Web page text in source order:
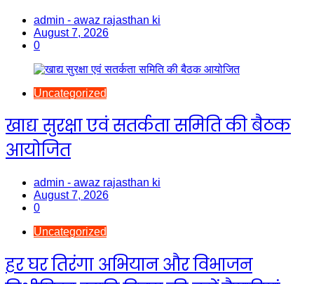
admin - awaz rajasthan ki
August 7, 2026
0
Uncategorized
खाद्य सुरक्षा एवं सतर्कता समिति की बैठक
आयोजित
admin - awaz rajasthan ki
August 7, 2026
0
Uncategorized
हर घर तिरंगा अभियान और विभाजन